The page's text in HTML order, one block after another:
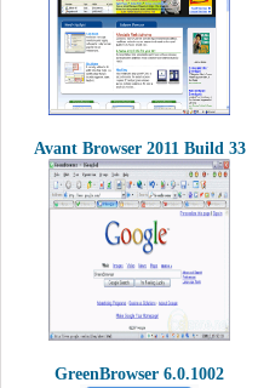
Avant Browser 2011 Build 33
GreenBrowser 6.0.1002